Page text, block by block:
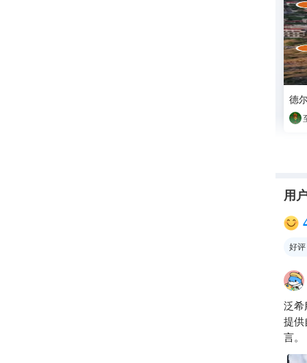
德
希
用
好评
泛希
提供
言。
他